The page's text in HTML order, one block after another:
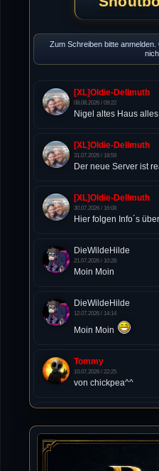
Zum Schreiben bitte
[XL]Oldie-Dellmuth
08.08.2026 / 09:22
Nigel altes Haus
[XL]Oldie-Dellmuth
31.07.2026 / 18:59
Der neue Server ist
[XL]Oldie-Dellmuth
30.07.2026 / 16:08
Hier folgen Info´s
DieWildeHilde
21.07.2026 / 10:28
Moin Moin
DieWildeHilde
12.07.2026 / 14:14
Moin Moin
Tommy
10.07.2026 / 22:25
von chickpea^^
10.07.2026 / 22:25
Letzte Aktivität:
27. Dez 2023, 22:48